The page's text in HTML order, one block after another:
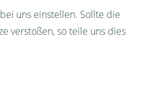
uns einstellen. Sollte die
verstoßen, so teile uns dies